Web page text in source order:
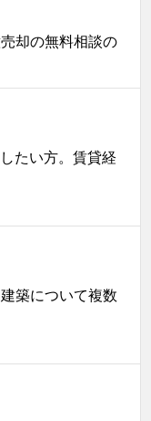
却の無料相談の
たい方。賃貸経
築について複数